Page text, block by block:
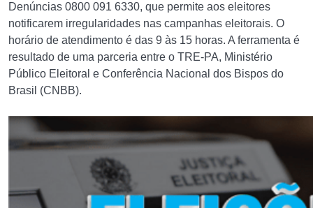
Denúncias 0800 091 6330, que permite aos eleitores
notificarem irregularidades nas campanhas eleitorais. O
horário de atendimento é das 9 às 15 horas. A ferramenta é
resultado de uma parceria entre o TRE-PA, Ministério
Público Eleitoral e Conferência Nacional dos Bispos do
Brasil (CNBB).